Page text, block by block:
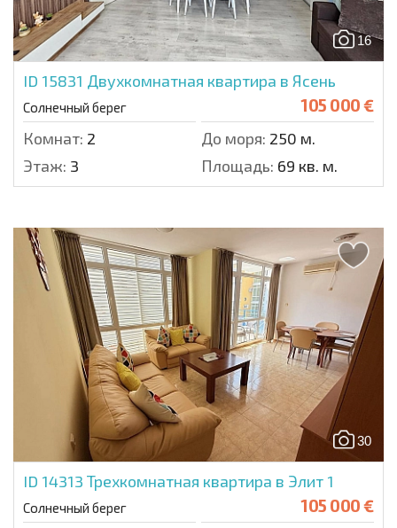
16
ID 15831 Двухкомнатная квартира в Ясень
Солнечный берег 105 000 €
Комнат: 2 До моря: 250 м.
Этаж: 3 Площадь: 69 кв. м.
30
ID 14313 Трехкомнатная квартира в Элит 1
Солнечный берег 105 000 €